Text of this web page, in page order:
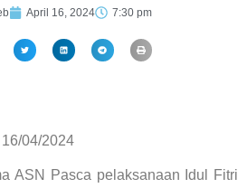
April 16, 2024 7:30 pm
04/2024
ASN Pasca pelaksanaan Idul Fitri